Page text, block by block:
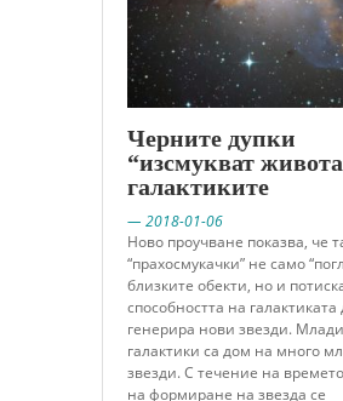
Черните дупки
“изсмукват
галактиките
— 2018-01-06
Ново проучване показва, че
“прахосмукачки” не само
близките обекти, но и
способността на галактиката
генерира нови звезди.
галактики са дом на много
звезди. С течение на
на формиране на звезда се